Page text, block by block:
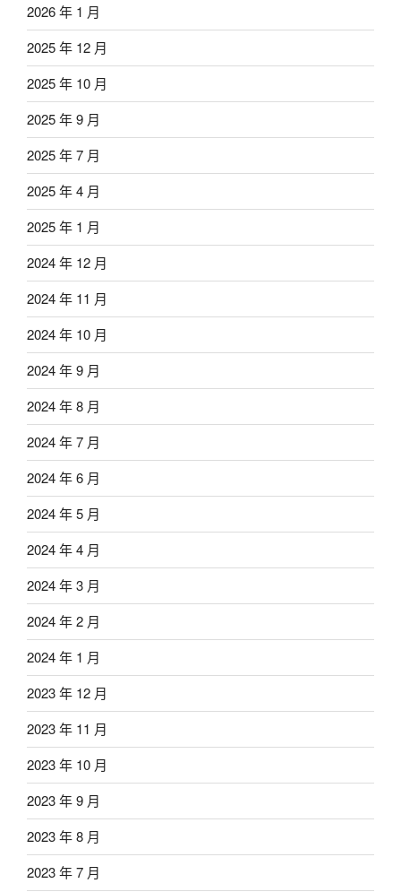
2026 年 1 月
2025 年 12 月
2025 年 10 月
2025 年 9 月
2025 年 7 月
2025 年 4 月
2025 年 1 月
2024 年 12 月
2024 年 11 月
2024 年 10 月
2024 年 9 月
2024 年 8 月
2024 年 7 月
2024 年 6 月
2024 年 5 月
2024 年 4 月
2024 年 3 月
2024 年 2 月
2024 年 1 月
2023 年 12 月
2023 年 11 月
2023 年 10 月
2023 年 9 月
2023 年 8 月
2023 年 7 月